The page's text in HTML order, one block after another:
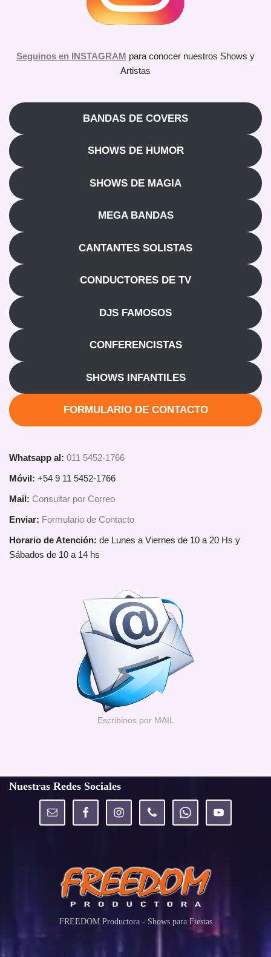
Seguinos en INSTAGRAM para conocer nuestros Shows y
Artistas
BANDAS DE COVERS
SHOWS DE HUMOR
SHOWS DE MAGIA
MEGA BANDAS
CANTANTES SOLISTAS
CONDUCTORES DE TV
DJS FAMOSOS
CONFERENCISTAS
SHOWS INFANTILES
FORMULARIO DE CONTACTO
Whatsapp al: 011 5452-1766
Móvil: +54 9 11 5452-1766
Mail: Consultar por Correo
Enviar: Formulario de Contacto
Horario de Atención: de Lunes a Viernes de 10 a 20 Hs y
Sábados de 10 a 14 hs
Escribinos por MAIL
Nuestras Redes Sociales
FREEDOM Productora - Shows para Fiestas